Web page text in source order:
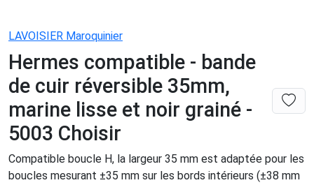
LAVOISIER Maroquinier
Hermes compatible - bande
de cuir réversible 35mm,
marine lisse et noir grainé -
5003 Choisir
Compatible boucle H, la largeur 35 mm est adaptée pour les
boucles mesurant ±35 mm sur les bords intérieurs (±38 mm